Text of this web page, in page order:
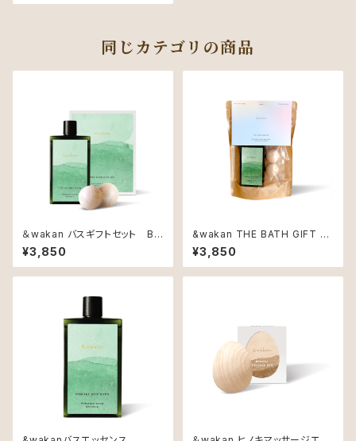
同じカテゴリの商品
＆wakan バスギフトセット BO
X
¥3,850
&wakan THE BATH GIFT SE
T
¥3,850